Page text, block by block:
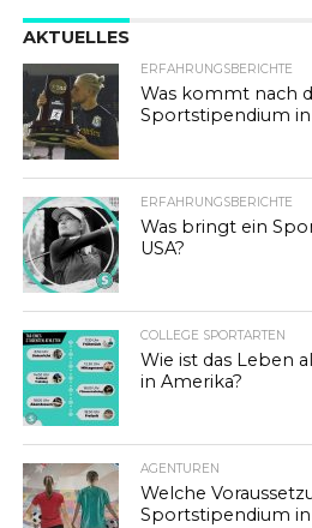
AKTUELLES
ERFAHRUNGSBERICHTE
Was kommt nach
Sportstipendium in
ERFAHRUNGSBERICHTE
Was bringt ein
USA?
COLLEGE SPORTARTEN
Wie ist das Leben
in Amerika?
AGENTUREN
Welche
Sportstipendium in